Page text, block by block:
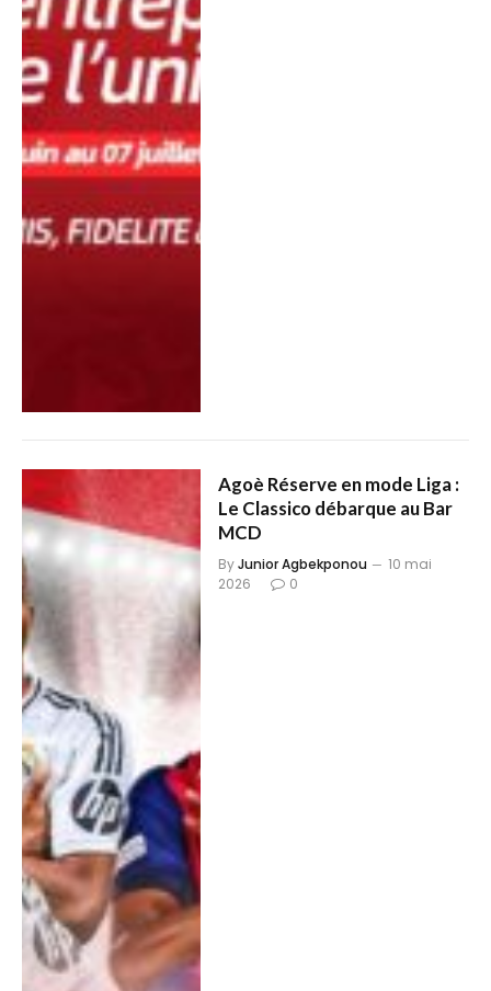
Agoè Réserve en mode Liga :
Le Classico débarque au Bar
MCD
ByJunior Agbekponou
10 mai
2026
0